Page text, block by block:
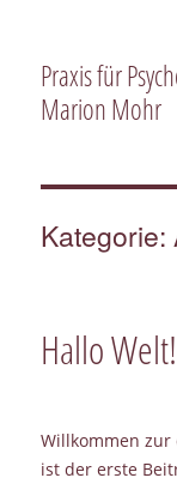
Praxis für
Marion Mohr
Kategorie:
Hallo Welt!
Willkommen zur
ist der erste